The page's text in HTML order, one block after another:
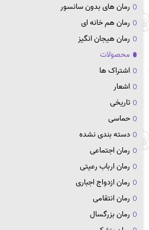
رمان های بدون سانسور
رمان هم خانه ای
رمان هیجان انگیز
محصولات
اشتراک ها
اشعار
تاریخی
حماسی
دسته بندی نشده
رمان اجتماعی
رمان ارباب رعیتی
رمان ازدواج اجباری
رمان انتقامی
رمان بزرگسال